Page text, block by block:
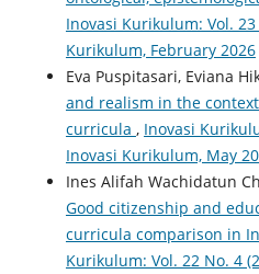
Inovasi Kurikulum: Vol.
Kurikulum, February 2026
Eva Puspitasari, Eviana
and realism in the
curricula , Inovasi
Inovasi Kurikulum, May
Ines Alifah Wachidatun
Good citizenship and
curricula comparison in
Kurikulum: Vol. 22 No. 4